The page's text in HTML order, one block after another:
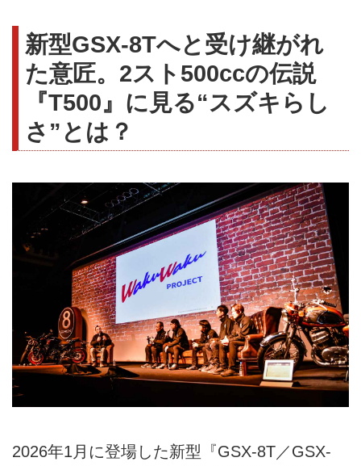
新型GSX-8Tへと受け継がれ
た意匠。2スト500ccの伝説
『T500』に見る“スズキらし
さ”とは？
2026年1月に登場した新型『GSX-8T／GSX-